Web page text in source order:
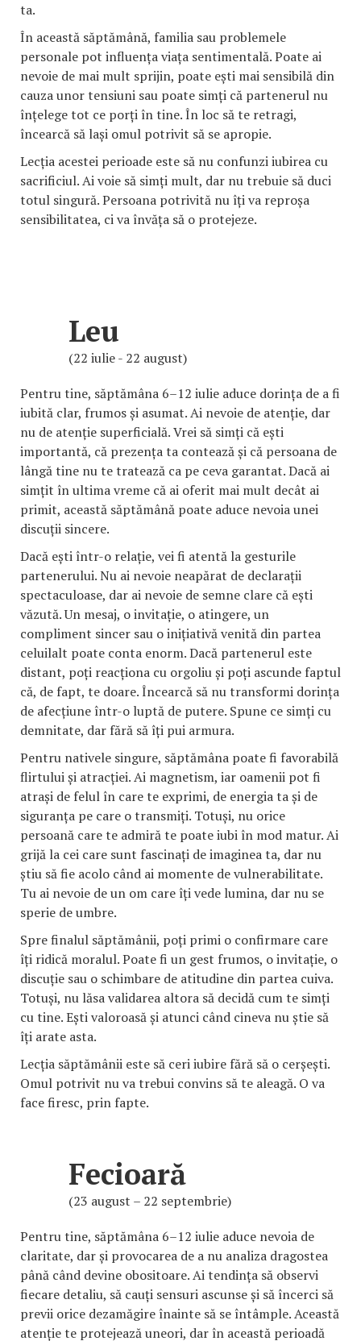
ta.
În această săptămână, familia sau problemele
personale pot influența viața sentimentală. Poate ai
nevoie de mai mult sprijin, poate ești mai sensibilă din
cauza unor tensiuni sau poate simți că partenerul nu
înțelege tot ce porți în tine. În loc să te retragi,
încearcă să lași omul potrivit să se apropie.
Lecția acestei perioade este să nu confunzi iubirea cu
sacrificiul. Ai voie să simți mult, dar nu trebuie să duci
totul singură. Persoana potrivită nu îți va reproșa
sensibilitatea, ci va învăța să o protejeze.
Leu
(22 iulie - 22 august)
Pentru tine, săptămâna 6–12 iulie aduce dorința de a fi
iubită clar, frumos și asumat. Ai nevoie de atenție, dar
nu de atenție superficială. Vrei să simți că ești
importantă, că prezența ta contează și că persoana de
lângă tine nu te tratează ca pe ceva garantat. Dacă ai
simțit în ultima vreme că ai oferit mai mult decât ai
primit, această săptămână poate aduce nevoia unei
discuții sincere.
Dacă ești într-o relație, vei fi atentă la gesturile
partenerului. Nu ai nevoie neapărat de declarații
spectaculoase, dar ai nevoie de semne clare că ești
văzută. Un mesaj, o invitație, o atingere, un
compliment sincer sau o inițiativă venită din partea
celuilalt poate conta enorm. Dacă partenerul este
distant, poți reacționa cu orgoliu și poți ascunde faptul
că, de fapt, te doare. Încearcă să nu transformi dorința
de afecțiune într-o luptă de putere. Spune ce simți cu
demnitate, dar fără să îți pui armura.
Pentru nativele singure, săptămâna poate fi favorabilă
flirtului și atracției. Ai magnetism, iar oamenii pot fi
atrași de felul în care te exprimi, de energia ta și de
siguranța pe care o transmiți. Totuși, nu orice
persoană care te admiră te poate iubi în mod matur. Ai
grijă la cei care sunt fascinați de imaginea ta, dar nu
știu să fie acolo când ai momente de vulnerabilitate.
Tu ai nevoie de un om care îți vede lumina, dar nu se
sperie de umbre.
Spre finalul săptămânii, poți primi o confirmare care
îți ridică moralul. Poate fi un gest frumos, o invitație, o
discuție sau o schimbare de atitudine din partea cuiva.
Totuși, nu lăsa validarea altora să decidă cum te simți
cu tine. Ești valoroasă și atunci când cineva nu știe să
îți arate asta.
Lecția săptămânii este să ceri iubire fără să o cerșești.
Omul potrivit nu va trebui convins să te aleagă. O va
face firesc, prin fapte.
Fecioară
(23 august – 22 septembrie)
Pentru tine, săptămâna 6–12 iulie aduce nevoia de
claritate, dar și provocarea de a nu analiza dragostea
până când devine obositoare. Ai tendința să observi
fiecare detaliu, să cauți sensuri ascunse și să încerci să
previi orice dezamăgire înainte să se întâmple. Această
atenție te protejează uneori, dar în această perioadă